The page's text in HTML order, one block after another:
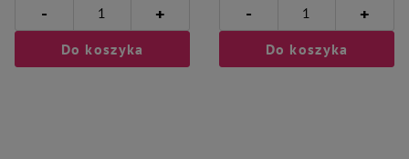
- +
Do koszyka
- +
Do koszyka